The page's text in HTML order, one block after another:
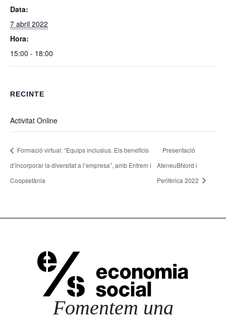
Data:
7 abril 2022
Hora:
15:00 - 18:00
RECINTE
Activitat Online
Formació virtual: “Equips inclusius. Els beneficis
d’incorporar la diversitat a l’empresa”, amb Entrem i
Coopsetània
Presentació
AteneuBNord i
Perifèrica 2022
Fomentem una